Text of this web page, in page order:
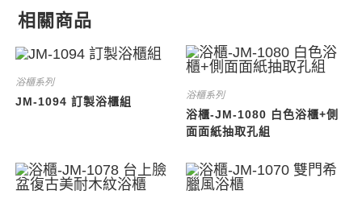
相關商品
浴櫃系列
JM-1094 訂製浴櫃組 浴櫃系列
浴櫃-JM-1080 白色浴櫃+側
面面紙抽取孔組